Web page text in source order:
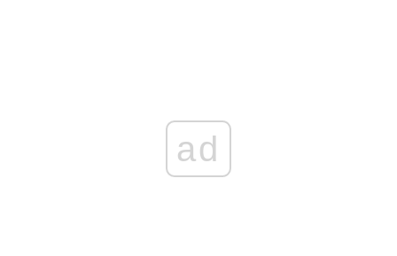
ad